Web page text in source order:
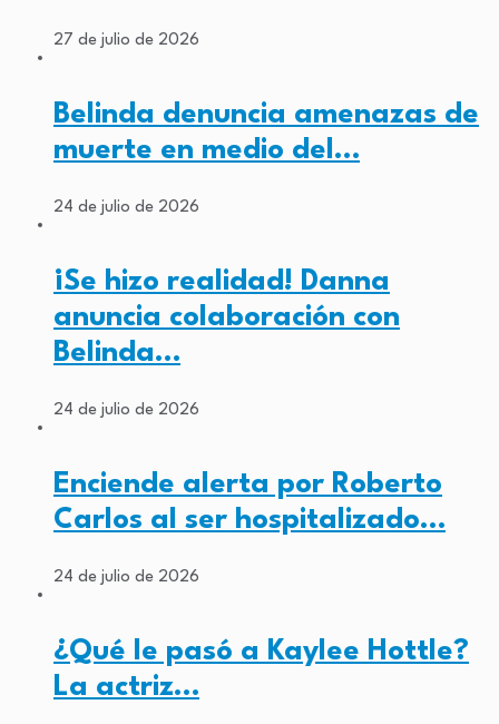
27 de julio de 2026
Belinda denuncia amenazas de
muerte en medio del…
24 de julio de 2026
¡Se hizo realidad! Danna
anuncia colaboración con
Belinda…
24 de julio de 2026
Enciende alerta por Roberto
Carlos al ser hospitalizado…
24 de julio de 2026
¿Qué le pasó a Kaylee Hottle?
La actriz…